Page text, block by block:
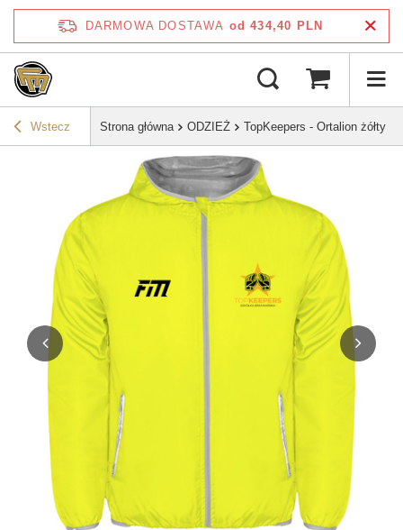
DARMOWA DOSTAWA od 434,40 PLN
Wstecz Strona główna ODZIEŻ TopKeepers - Ortalion żółty -